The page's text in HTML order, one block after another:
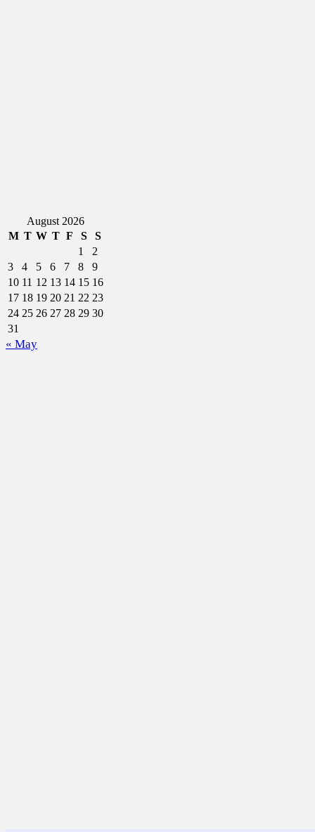
August 2026
M T W T F S
S
1
2
3
4 5 6 7 8
9
10 11 12 13 14 15 16
17 18 19 20 21 22 23
24 25 26 27 28 29 30
31
« May